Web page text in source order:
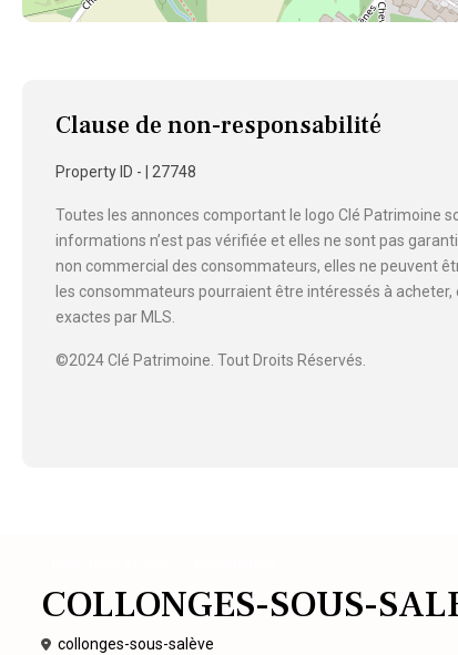
Clause de non-responsabilité
Property ID - | 27748
Toutes les annonces comportant le logo Clé Patrimoine
informations n’est pas vérifiée et elles ne sont pas
non commercial des consommateurs, elles ne peuvent
les consommateurs pourraient être intéressés à
exactes par MLS.
©2024 Clé Patrimoine. Tout Droits Réservés.
COLLONGES-SOUS-
collonges-sous-salève